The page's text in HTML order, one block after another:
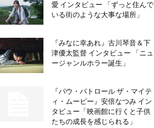
愛 インタビュー 「ずっと住んで
いる街のような大事な場所」
『みなに幸あれ』古川琴音＆下
津優太監督 インタビュー 「ニュ
ージャンルホラー誕生」
『パウ・パトロール ザ・マイテ
ィ・ムービー』安倍なつみ イン
タビュー「映画館に行くと子供
たちの成長を感じられる」